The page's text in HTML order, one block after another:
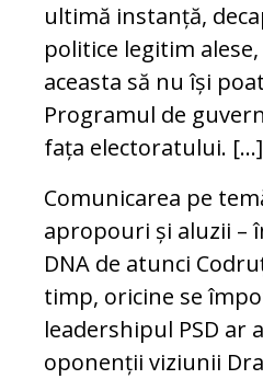
ultimă instanță,
politice legitim
aceasta să nu își
Programul de
fața electoratului. [...]
Comunicarea pe
apropouri și aluzii –
DNA de atunci
timp, oricine se
leadershipul PSD ar
oponenții viziunii